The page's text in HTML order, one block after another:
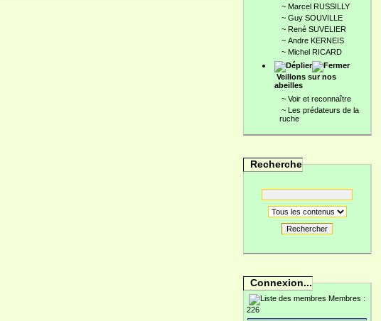
~ Marcel RUSSILLY
~ Guy SOUVILLE
~ René SUVELIER
~ Andre KERNEIS
~ Michel RICARD
Veillons sur nos
abeilles
~ Voir et reconnaître
~ Les prédateurs de la
ruche
Recherche
Rechercher
Connexion...
Membres :
226